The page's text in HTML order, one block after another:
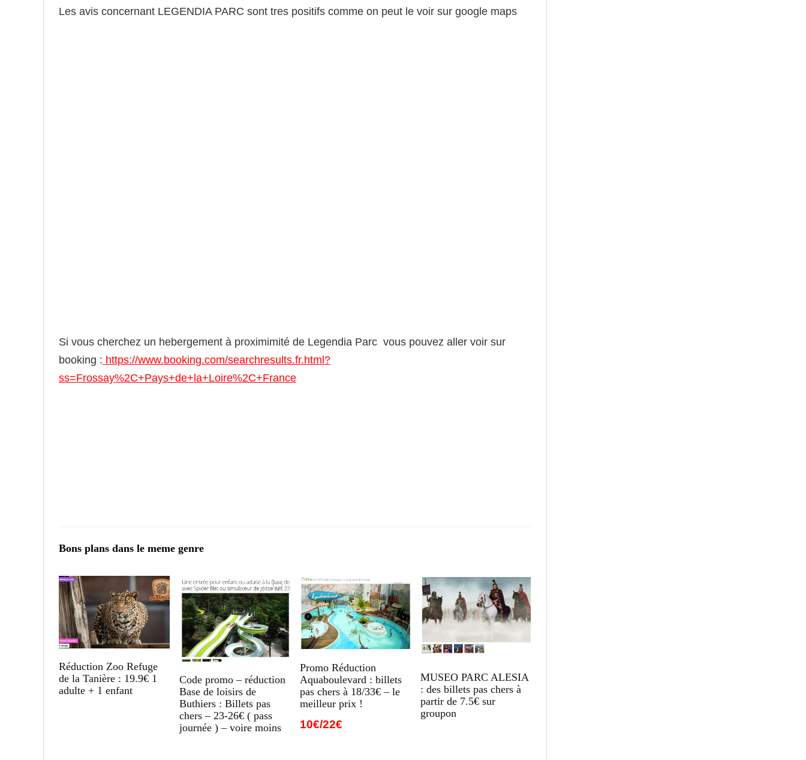
Les avis concernant LEGENDIA PARC sont tres positifs comme on peut le voir sur google maps
Si vous cherchez un hebergement à proximimité de Legendia Parc vous pouvez aller voir sur
booking : https://www.booking.com/searchresults.fr.html?
ss=Frossay%2C+Pays+de+la+Loire%2C+France
Bons plans dans le meme genre
Réduction Zoo Refuge
de la Tanière : 19.9€ 1
adulte + 1 enfant
Code promo – réduction
Base de loisirs de
Buthiers : Billets pas
chers – 23-26€ ( pass
journée ) – voire moins
Promo Réduction
Aquaboulevard : billets
pas chers à 18/33€ – le
meilleur prix !
10€/22€
MUSEO PARC ALESIA
: des billets pas chers à
partir de 7.5€ sur
groupon